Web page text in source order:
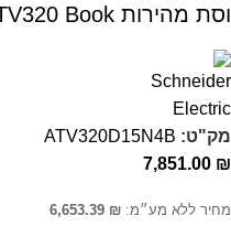
וסת מהירות 15kW ATV320 Book
מק"ט: ATV320D15N4B
7,851.00 ₪
מחיר ללא מע״מ: 6,653.39 ₪